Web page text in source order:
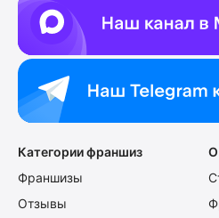
Категории франшиз
Франшизы
Отзывы
О